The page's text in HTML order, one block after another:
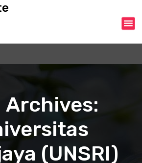
Archives:
(UNSRI)